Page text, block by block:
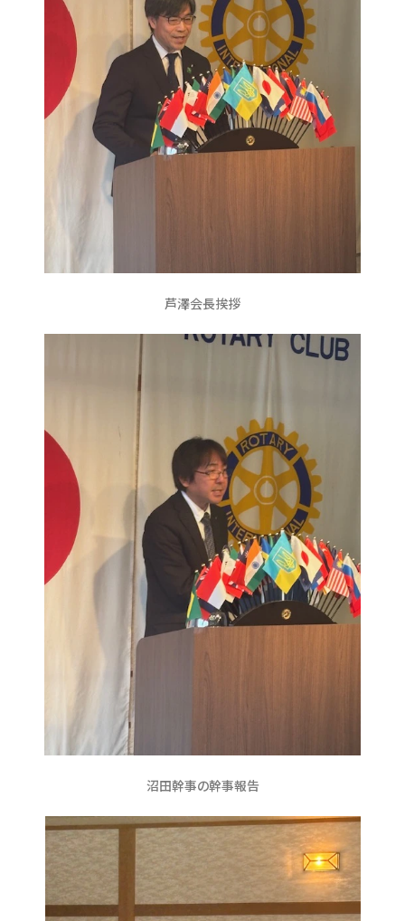
芦澤会長挨拶
沼田幹事の幹事報告